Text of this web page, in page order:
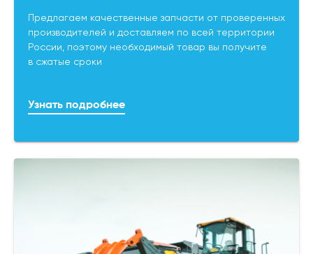
Предлагаем качественные запчасти от проверенных
производителей и доставляем по всей территории
России, поэтому необходимый товар вы получите
в сжатые сроки
Узнать подробнее